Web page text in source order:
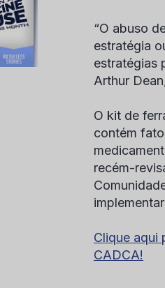
“O abuso
estratégia
estratégias
Arthur
O kit de
contém
recém-
Clique aqui
CADCA!